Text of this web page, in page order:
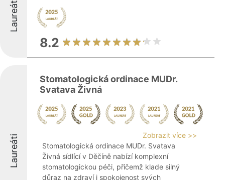
Laureáti
8.2
Laureáti
Stomatologická ordinace MUDr.
Svatava Živná
Zobrazit více >>
Stomatologická ordinace MUDr. Svatava
Živná sídlící v Děčíně nabízí komplexní
stomatologickou péči, přičemž klade silný
důraz na zdraví i spokojenost svých